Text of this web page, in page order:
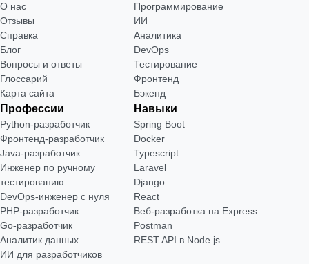
О нас
Отзывы
Справка
Блог
Вопросы и ответы
Глоссарий
Карта сайта
Программирование
ИИ
Аналитика
DevOps
Тестирование
Фронтенд
Бэкенд
Профессии
Python-разработчик
Фронтенд-разработчик
Java-разработчик
Инженер по ручному
тестированию
DevOps-инженер с нуля
РНР-разработчик
Go-разработчик
Аналитик данных
ИИ для разработчиков
Навыки
Spring Boot
Docker
Typescript
Laravel
Django
React
Веб-разработка на Express
Postman
REST API в Node.js